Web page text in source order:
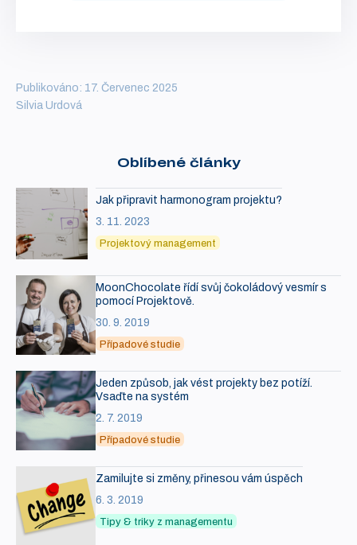
Publikováno: 17. Červenec 2025
Silvia Urdová
Oblíbené články
Jak připravit harmonogram projektu?
3. 11. 2023
Projektový management
MoonChocolate řídí svůj čokoládový vesmír s
pomocí Projektově.
30. 9. 2019
Případové studie
Jeden způsob, jak vést projekty bez potíží.
Vsaďte na systém
2. 7. 2019
Případové studie
Zamilujte si změny, přinesou vám úspěch
6. 3. 2019
Tipy & triky z managementu